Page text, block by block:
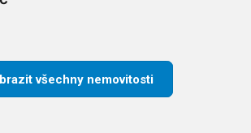
všechny nemovitosti